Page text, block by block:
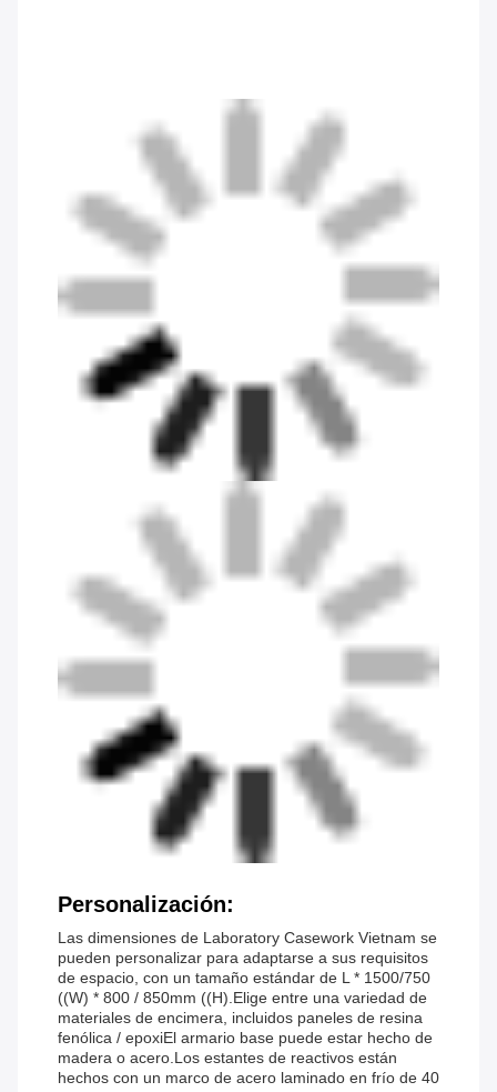
Personalización:
Las dimensiones de Laboratory Casework Vietnam se
pueden personalizar para adaptarse a sus requisitos
de espacio, con un tamaño estándar de L * 1500/750
((W) * 800 / 850mm ((H).Elige entre una variedad de
materiales de encimera, incluidos paneles de resina
fenólica / epoxiEl armario base puede estar hecho de
madera o acero.Los estantes de reactivos están
hechos con un marco de acero laminado en frío de 40